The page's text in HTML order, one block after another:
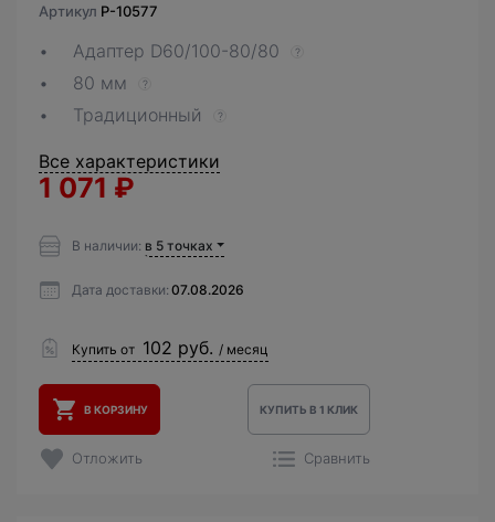
Артикул P-10577
Адаптер D60/100-80/80 ?
80 мм ?
Традиционный ?
Все характеристики
1 071 ₽
В наличии: в 5 точках
Дата доставки: 07.08.2026
Купить от 102 руб. / месяц
В КОРЗИНУ КУПИТЬ В 1 КЛИК
Отложить Сравнить